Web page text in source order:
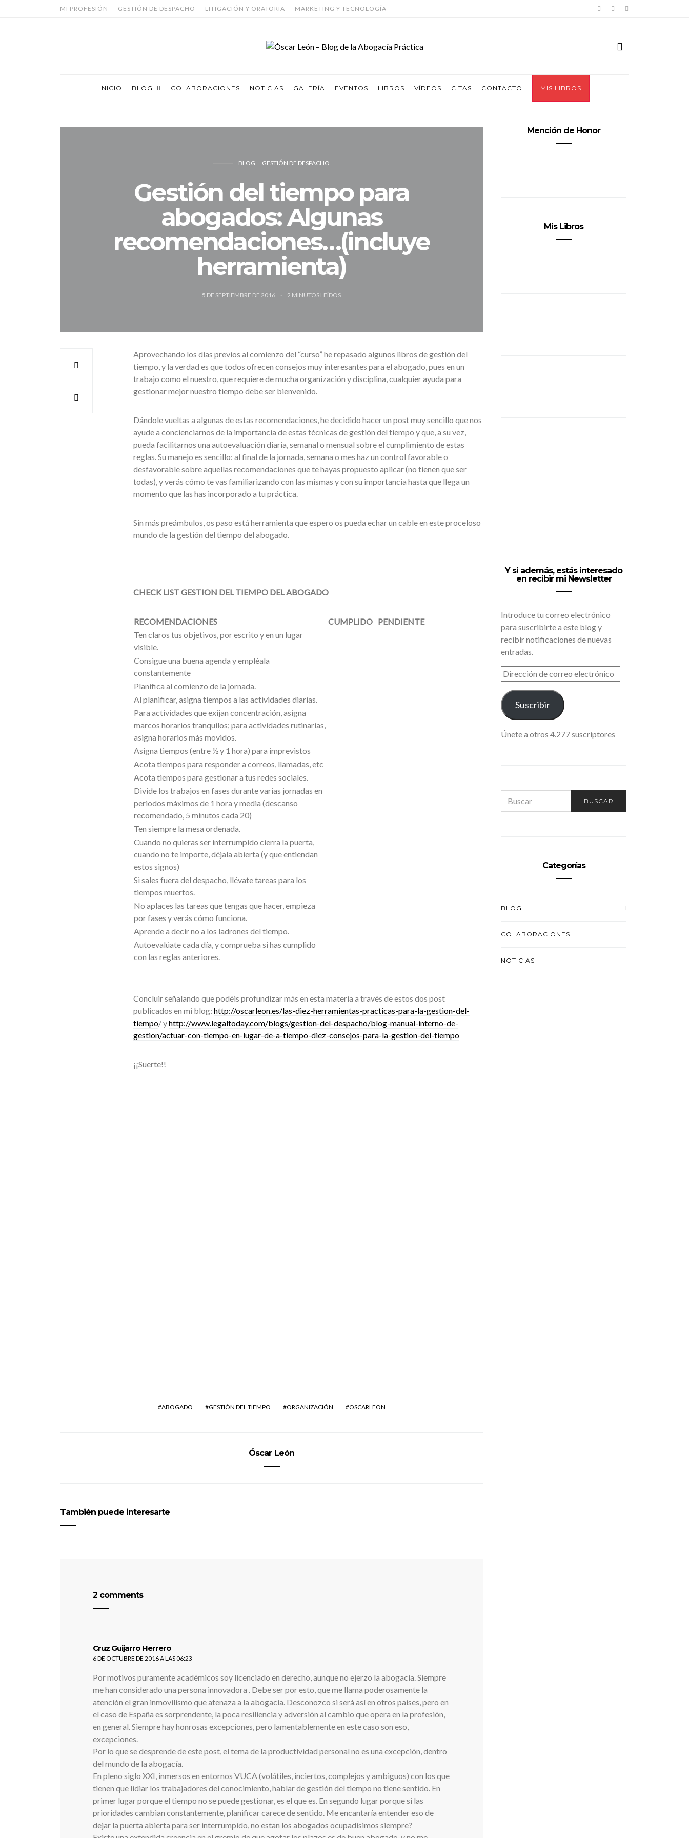
MI PROFESIÓN GESTIÓN DE DESPACHO LITIGACIÓN Y ORATORIA MARKETING Y TECNOLOGÍA
INICIO BLOG COLABORACIONES NOTICIAS GALERÍA EVENTOS LIBROS VÍDEOS CITAS CONTACTO MIS LIBROS
BLOG GESTIÓN DE DESPACHO
Gestión del tiempo para
abogados: Algunas
recomendaciones…(incluye
herramienta)
5 DE SEPTIEMBRE DE 2016 2 MINUTOS LEÍDOS
Aprovechando los días previos al comienzo del “curso” he repasado algunos libros de gestión del
tiempo, y la verdad es que todos ofrecen consejos muy interesantes para el abogado, pues en un
trabajo como el nuestro, que requiere de mucha organización y disciplina, cualquier ayuda para
gestionar mejor nuestro tiempo debe ser bienvenido.
Dándole vueltas a algunas de estas recomendaciones, he decidido hacer un post muy sencillo que nos
ayude a concienciarnos de la importancia de estas técnicas de gestión del tiempo y que, a su vez,
pueda facilitarnos una autoevaluación diaria, semanal o mensual sobre el cumplimiento de estas
reglas. Su manejo es sencillo: al final de la jornada, semana o mes haz un control favorable o
desfavorable sobre aquellas recomendaciones que te hayas propuesto aplicar (no tienen que ser
todas), y verás cómo te vas familiarizando con las mismas y con su importancia hasta que llega un
momento que las has incorporado a tu práctica.
Sin más preámbulos, os paso está herramienta que espero os pueda echar un cable en este proceloso
mundo de la gestión del tiempo del abogado.
CHECK LIST GESTION DEL TIEMPO DEL ABOGADO
RECOMENDACIONES CUMPLIDO
PENDIENTE
Ten claros tus objetivos, por escrito y en un lugar
visible.
Consigue una buena agenda y empléala
constantemente
Planifica al comienzo de la jornada.
Al planificar, asigna tiempos a las actividades diarias.
Para actividades que exijan concentración, asigna
marcos horarios tranquilos; para actividades rutinarias,
asigna horarios más movidos.
Asigna tiempos (entre ½ y 1 hora) para imprevistos
Acota tiempos para responder a correos, llamadas, etc
Acota tiempos para gestionar a tus redes sociales.
Divide los trabajos en fases durante varias jornadas en
periodos máximos de 1 hora y media (descanso
recomendado, 5 minutos cada 20)
Ten siempre la mesa ordenada.
Cuando no quieras ser interrumpido cierra la puerta,
cuando no te importe, déjala abierta (y que entiendan
estos signos)
Si sales fuera del despacho, llévate tareas para los
tiempos muertos.
No aplaces las tareas que tengas que hacer, empieza
por fases y verás cómo funciona.
Aprende a decir no a los ladrones del tiempo.
Autoevalúate cada día, y comprueba si has cumplido
con las reglas anteriores.
Concluir señalando que podéis profundizar más en esta materia a través de estos dos post
publicados en mi blog: http://oscarleon.es/las-diez-herramientas-practicas-para-la-gestion-del-
tiempo/ yhttp://www.legaltoday.com/blogs/gestion-del-despacho/blog-manual-interno-de-
gestion/actuar-con-tiempo-en-lugar-de-a-tiempo-diez-consejos-para-la-gestion-del-tiempo
¡¡Suerte!!
ABOGADO GESTIÓN DEL TIEMPO ORGANIZACIÓN OSCARLEON
Óscar León
También puede interesarte
2 comments
Cruz Guijarro Herrero
6 DE OCTUBRE DE 2016 A LAS 06:23
Por motivos puramente académicos soy licenciado en derecho, aunque no ejerzo la abogacía. Siempre
me han considerado una persona innovadora . Debe ser por esto, que me llama poderosamente la
atención el gran inmovilismo que atenaza a la abogacía. Desconozco si será así en otros paises, pero en
el caso de España es sorprendente, la poca resiliencia y adversión al cambio que opera en la profesión,
en general. Siempre hay honrosas excepciones, pero lamentablemente en este caso son eso,
excepciones.
Por lo que se desprende de este post, el tema de la productividad personal no es una excepción, dentro
del mundo de la abogacía.
En pleno siglo XXI, inmersos en entornos VUCA (volátiles, inciertos, complejos y ambiguos) con los que
tienen que lidiar los trabajadores del conocimiento, hablar de gestión del tiempo no tiene sentido. En
primer lugar porque el tiempo no se puede gestionar, es el que es. En segundo lugar porque si las
prioridades cambian constantemente, planificar carece de sentido. Me encantaría entender eso de
dejar la puerta abierta para ser interrumpido, no estan los abogados ocupadisimos siempre?
Mención de Honor
Mis Libros
Y si además, estás interesado
en recibir mi Newsletter
Introduce tu correo electrónico
para suscribirte a este blog y
recibir notificaciones de nuevas
entradas.
DIRECCIÓN
DE
CORREO
ELECTRÓNICO
Suscribir
Únete a otros 4.277 suscriptores
FOR:
BUSCAR
Categorías
BLOG
COLABORACIONES
NOTICIAS